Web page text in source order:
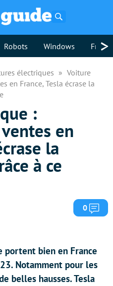
Robots Windows >
électriques
Voiture
en France, Tesla écrase la
:
en
la
à ce
0
portent bien en France
Notamment pour les
belles hausses. Tesla